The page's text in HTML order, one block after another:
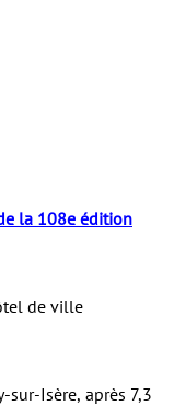
la 108e édition
de ville
Isère, après 7,3